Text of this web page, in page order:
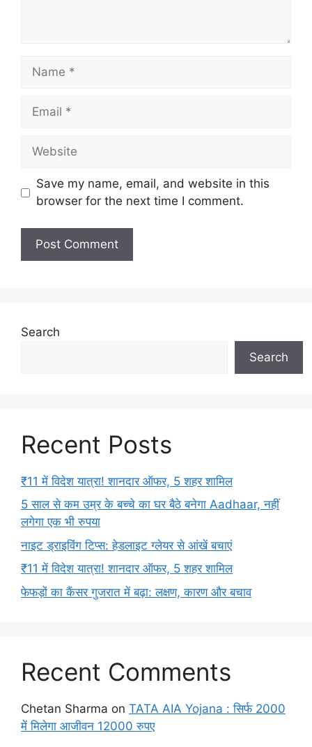
Name
Email
Website
Save my name, email, and website in this
browser for the next time I comment.
Search
Search
Recent Posts
₹11 में विदेश यात्रा! शानदार ऑफर, 5 शहर शामिल
5 साल से कम उम्र के बच्चे का घर बैठे बनेगा Aadhaar, नहीं
लगेगा एक भी रुपया
नाइट ड्राइविंग टिप्स: हेडलाइट ग्लेयर से आंखें बचाएं
₹11 में विदेश यात्रा! शानदार ऑफर, 5 शहर शामिल
फेफड़ों का कैंसर गुजरात में बढ़ा: लक्षण, कारण और बचाव
Recent Comments
Chetan Sharma on TATA AIA Yojana : सिर्फ 2000
में मिलेगा आजीवन 12000 रुपए